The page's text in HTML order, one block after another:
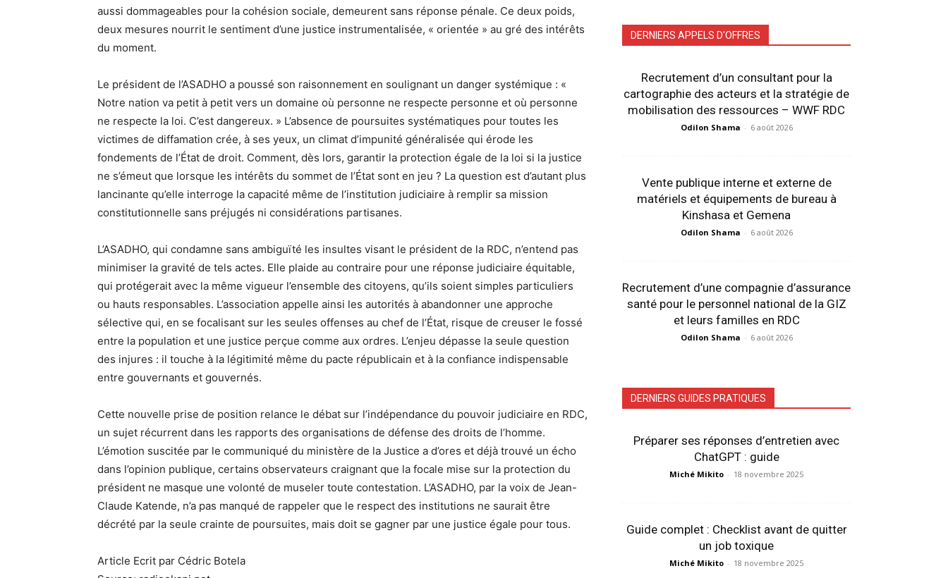
aussi dommageables pour la cohésion sociale, demeurent sans réponse pénale. Ce deux poids,
deux mesures nourrit le sentiment d’une justice instrumentalisée, « orientée » au gré des intérêts
du moment.
Le président de l’ASADHO a poussé son raisonnement en soulignant un danger systémique : «
Notre nation va petit à petit vers un domaine où personne ne respecte personne et où personne
ne respecte la loi. C’est dangereux. » L’absence de poursuites systématiques pour toutes les
victimes de diffamation crée, à ses yeux, un climat d’impunité généralisée qui érode les
fondements de l’État de droit. Comment, dès lors, garantir la protection égale de la loi si la justice
ne s’émeut que lorsque les intérêts du sommet de l’État sont en jeu ? La question est d’autant plus
lancinante qu’elle interroge la capacité même de l’institution judiciaire à remplir sa mission
constitutionnelle sans préjugés ni considérations partisanes.
L’ASADHO, qui condamne sans ambiguïté les insultes visant le président de la RDC, n’entend pas
minimiser la gravité de tels actes. Elle plaide au contraire pour une réponse judiciaire équitable,
qui protégerait avec la même vigueur l’ensemble des citoyens, qu’ils soient simples particuliers
ou hauts responsables. L’association appelle ainsi les autorités à abandonner une approche
sélective qui, en se focalisant sur les seules offenses au chef de l’État, risque de creuser le fossé
entre la population et une justice perçue comme aux ordres. L’enjeu dépasse la seule question
des injures : il touche à la légitimité même du pacte républicain et à la confiance indispensable
entre gouvernants et gouvernés.
Cette nouvelle prise de position relance le débat sur l’indépendance du pouvoir judiciaire en RDC,
un sujet récurrent dans les rapports des organisations de défense des droits de l’homme.
L’émotion suscitée par le communiqué du ministère de la Justice a d’ores et déjà trouvé un écho
dans l’opinion publique, certains observateurs craignant que la focale mise sur la protection du
président ne masque une volonté de museler toute contestation. L’ASADHO, par la voix de Jean-
Claude Katende, n’a pas manqué de rappeler que le respect des institutions ne saurait être
décrété par la seule crainte de poursuites, mais doit se gagner par une justice égale pour tous.
Article Ecrit par Cédric Botela
DERNIERS APPELS D'OFFRES
Recrutement d’un consultant pour la
cartographie des acteurs et la stratégie de
mobilisation des ressources – WWF RDC
Odilon Shama - 6 août 2026
Vente publique interne et externe de
matériels et équipements de bureau à
Kinshasa et Gemena
Odilon Shama - 6 août 2026
Recrutement d’une compagnie d’assurance
santé pour le personnel national de la GIZ
et leurs familles en RDC
Odilon Shama - 6 août 2026
DERNIERS GUIDES PRATIQUES
Préparer ses réponses d’entretien avec
ChatGPT : guide
Miché Mikito - 18 novembre 2025
Guide complet : Checklist avant de quitter
un job toxique
Miché Mikito - 18 novembre 2025